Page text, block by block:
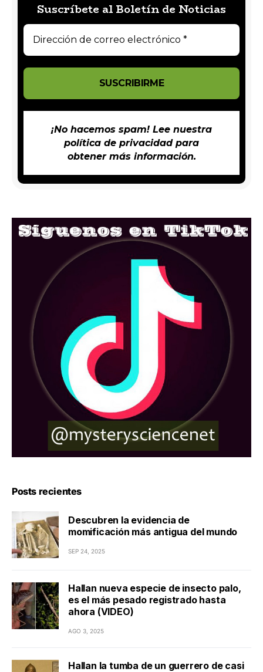
Suscríbete al Boletín de Noticias
¡No hacemos spam! Lee nuestra
política de privacidadpara
obtener más información.
Posts recientes
Descubren la evidencia de
momificación más antigua del mundo
SEP 24, 2025
Hallan nueva especie de insecto palo,
es el más pesado registrado hasta
ahora (VIDEO)
AGO 3, 2025
Hallan la tumba de un guerrero de casi